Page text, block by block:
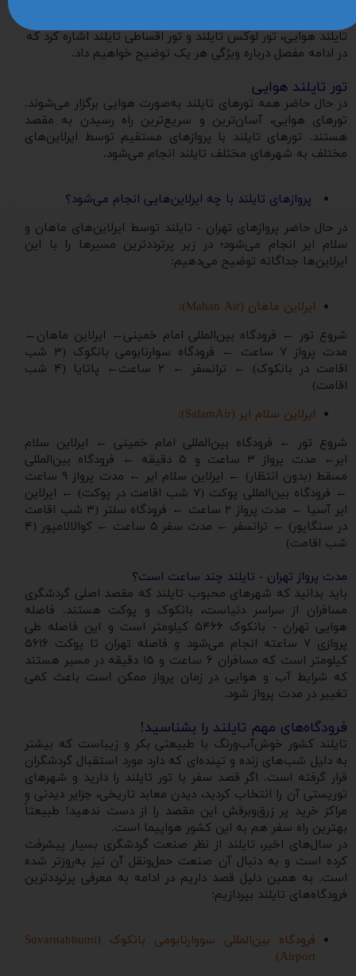
تایلند هوایی، تور لوکس تایلند و تور اقساطی تایلند اشاره کرد که
در ادامه مفصل درباره ویژگی هر یک توضیح خواهیم داد.
تور تایلند هوایی
در حال حاضر همه تورهای تایلند به‌صورت هوایی برگزار می‌شوند.
تورهای هوایی، آسان‌ترین و سریع‌ترین راه رسیدن به مقصد
هستند. تورهای تایلند با پروازهای مستقیم توسط ایرلاین‌های
مختلف به شهرهای مختلف تایلند انجام می‌شود.
پروازهای تایلند با چه ایرلاین‌هایی انجام می‌شود؟
در حال حاضر پروازهای تهران - تایلند توسط ایرلاین‌های ماهان و
سلام ایر انجام می‌شود؛ در زیر پرترددترین مسیرها را با این
ایرلاین‌ها جداگانه توضیح می‌دهیم:
ایرلاین ماهان (Mahan Air):
شروع تور ← فرودگاه بین‌المللی امام خمینی← ایرلاین ماهان←
مدت پرواز ۷ ساعت ← فرودگاه سوارنابومی بانکوک (۳ شب
اقامت در بانکوک) ← ترانسفر ← ۲ ساعت← پاتایا (۴ شب
اقامت)
ایرلاین سلام ایر (SalamAir):
شروع تور ← فرودگاه بین‌المللی امام خمینی ← ایرلاین سلام
ایر← مدت پرواز ۳ ساعت و ۵ دقیقه ← فرودگاه بین‌المللی
مسقط (بدون انتظار) ← ایرلاین سلام ایر ← مدت پرواز ۹ ساعت
← فرودگاه بین‌المللی پوکت (۷ شب اقامت در پوکت) ← ایرلاین
ایر آسیا ← مدت پرواز ۲ ساعت ← فرودگاه سلتر (۳ شب اقامت
در سنگاپور) ← ترانسفر ← مدت سفر ۵ ساعت ← کوالالامپور (۴
شب اقامت)
مدت پرواز تهران - تایلند چند ساعت است؟
باید بدانید که شهرهای محبوب تایلند که مقصد اصلی گردشگری
مسافران از سراسر دنیاست، بانکوک و پوکت هستند. فاصله
هوایی تهران - بانکوک ۵۴۶۶ کیلومتر است و این فاصله طی
پروازی ۷ ساعته انجام می‌شود و فاصله تهران تا پوکت ۵۶۱۶
کیلومتر است که مسافران ۶ ساعت و ۱۵ دقیقه در مسیر هستند
که شرایط آب ‌و هوایی در زمان پرواز ممکن است باعث کمی
تغییر در مدت پرواز شود.
فرودگاه‌های مهم تایلند را بشناسید!
تایلند کشور خوش‌آب‌ورنگ با طبیعتی بکر و زیباست که بیشتر
به دلیل شب‌های زنده و تپنده‌ای که دارد مورد استقبال گردشگران
قرار گرفته است. اگر قصد سفر با تور تایلند را دارید و شهرهای
توریستی آن را انتخاب کردید، دیدن معابد تاریخی، جزایر دیدنی و
مراکز خرید پر زرق‌وبرقش این مقصد را از دست ندهید! طبیعتاً
بهترین راه سفر هم به این کشور هواپیما است.
در سال‌های اخیر، تایلند از نظر صنعت گردشگری بسیار پیشرفت
کرده است و به دنبال آن صنعت حمل‌ونقل آن نیز به‌روزتر شده
است. به همین دلیل قصد داریم در ادامه به معرفی پرترددترین
فرودگاه‌های تایلند بپردازیم:
فرودگاه بین‌المللی سووارنابومی بانکوک (Suvarnabhumi
Airport)